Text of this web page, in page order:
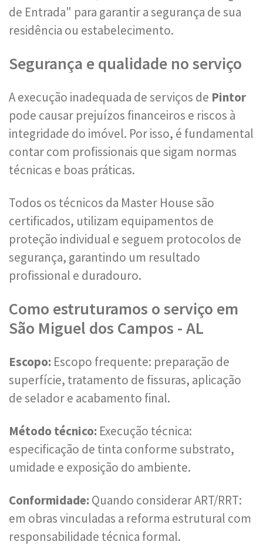
de Entrada" para garantir a segurança de sua
residência ou estabelecimento.
Segurança e qualidade no serviço
A execução inadequada de serviços de Pintor
pode causar prejuízos financeiros e riscos à
integridade do imóvel. Por isso, é fundamental
contar com profissionais que sigam normas
técnicas e boas práticas.
Todos os técnicos da Master House são
certificados, utilizam equipamentos de
proteção individual e seguem protocolos de
segurança, garantindo um resultado
profissional e duradouro.
Como estruturamos o serviço em
São Miguel dos Campos - AL
Escopo: Escopo frequente: preparação de
superfície, tratamento de fissuras, aplicação
de selador e acabamento final.
Método técnico: Execução técnica:
especificação de tinta conforme substrato,
umidade e exposição do ambiente.
Conformidade: Quando considerar ART/RRT:
em obras vinculadas a reforma estrutural com
responsabilidade técnica formal.